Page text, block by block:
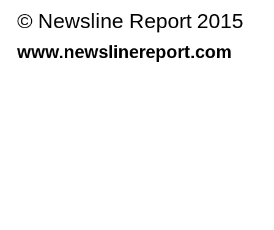
© Newsline Report 2015
www.newslinereport.com